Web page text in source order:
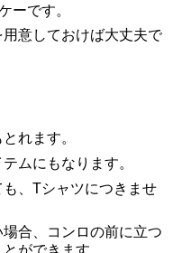
ーです。
意しておけば大丈夫で
れます。
ムにもなります。
、Tシャツにつきませ
合、コンロの前に立つ
ができます。